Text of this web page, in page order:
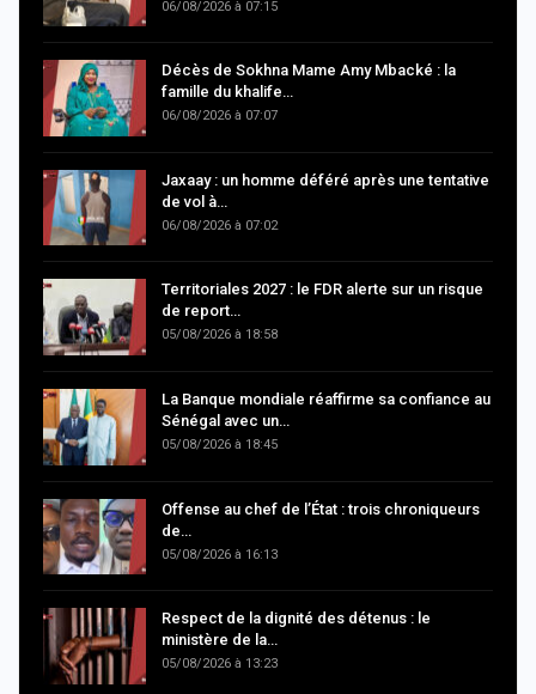
06/08/2026 à 07:15
Décès de Sokhna Mame Amy Mbacké : la
famille du khalife…
06/08/2026 à 07:07
Jaxaay : un homme déféré après une tentative
de vol à…
06/08/2026 à 07:02
Territoriales 2027 : le FDR alerte sur un risque
de report…
05/08/2026 à 18:58
La Banque mondiale réaffirme sa confiance au
Sénégal avec un…
05/08/2026 à 18:45
Offense au chef de l’État : trois chroniqueurs
de…
05/08/2026 à 16:13
Respect de la dignité des détenus : le
ministère de la…
05/08/2026 à 13:23